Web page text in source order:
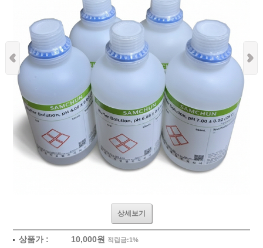
상세보기
상품가 : 10,000원 적립금:1%